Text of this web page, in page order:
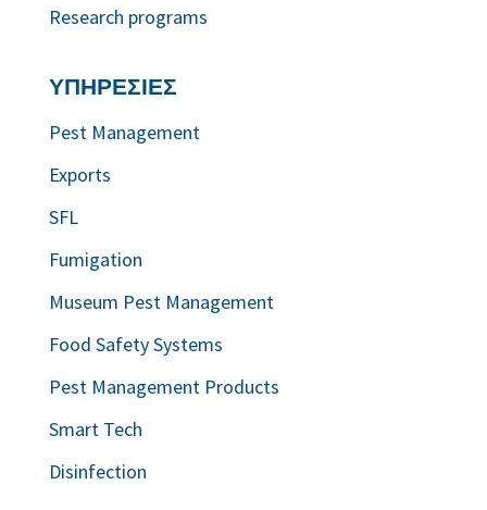
Research programs
ΥΠΗΡΕΣΙΕΣ
Pest Management
Exports
SFL
Fumigation
Museum Pest Management
Food Safety Systems
Pest Management Products
Smart Tech
Disinfection